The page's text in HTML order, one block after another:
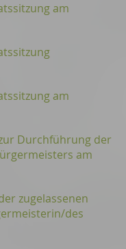
am
am
Durchführung der
am
zugelassenen
des